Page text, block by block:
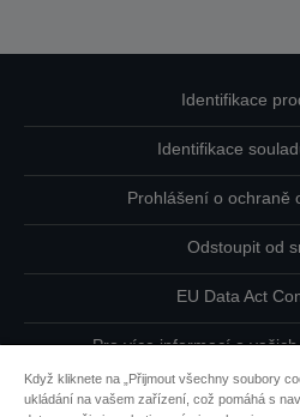
Identifikace
Identifikace
Prohlášení o ochraně
Odstoupit od
EU Data Act
Pro více informací o
Když kliknete na „Přijmout všechny soubory
ukládání na vašem zařízení, což pomáhá s